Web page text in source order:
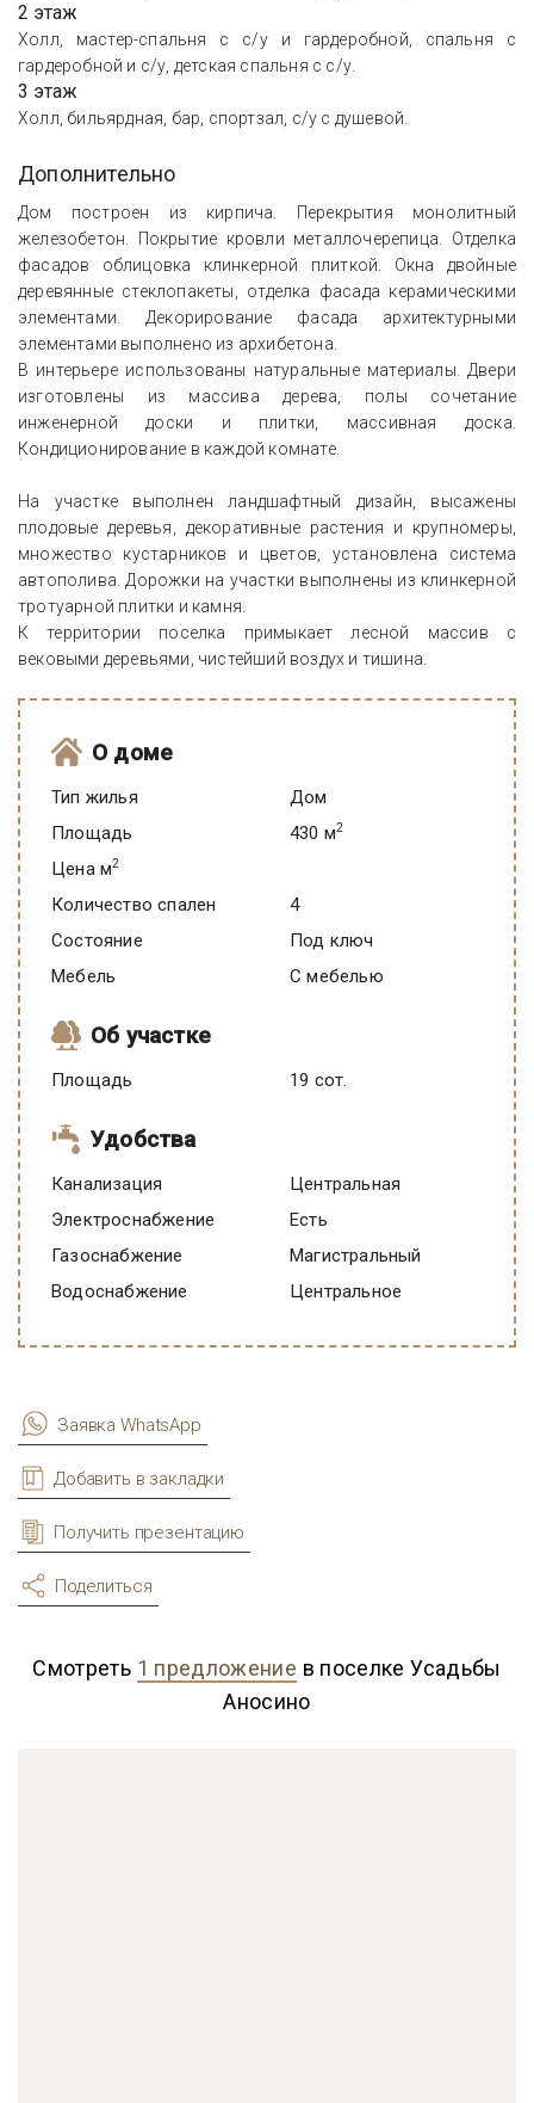
2 этаж
Холл, мастер-спальня с с/у и гардеробной, спальня с
гардеробной и с/у, детская спальня с с/у.
3 этаж
Холл, бильярдная, бар, спортзал, с/у с душевой.
Дополнительно
Дом построен из кирпича. Перекрытия монолитный
железобетон. Покрытие кровли металлочерепица. Отделка
фасадов облицовка клинкерной плиткой. Окна двойные
деревянные стеклопакеты, отделка фасада керамическими
элементами. Декорирование фасада архитектурными
элементами выполнено из архибетона.
В интерьере использованы натуральные материалы. Двери
изготовлены из массива дерева, полы сочетание
инженерной доски и плитки, массивная доска.
Кондиционирование в каждой комнате.
На участке выполнен ландшафтный дизайн, высажены
плодовые деревья, декоративные растения и крупномеры,
множество кустарников и цветов, установлена система
автополива. Дорожки на участки выполнены из клинкерной
тротуарной плитки и камня.
К территории поселка примыкает лесной массив с
вековыми деревьями, чистейший воздух и тишина.
О доме
Тип жилья
Дом
Площадь
430 м2
Цена м2
Количество спален
4
Состояние
под ключ
Мебель
C мебелью
Об участке
Площадь 19 сот.
Удобства
Канализация
Центральная
Электроснабжение
есть
Газоснабжение
Магистральный
Водоснабжение
Центральное
Заявка WhatsApp
Добавить в закладки
Получить презентацию
Поделиться
Смотреть 1 предложение в поселке Усадьбы
Аносино